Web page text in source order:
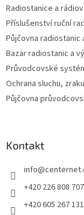
Radiostanice a
Příslušenství ruční
Půjčovna radiostanic
Bazar radiostanic a
Průvodcovské
Ochrana sluchu,
Půjčovna
Kontakt
info@
+420 226 808 707
+420 605 267 131